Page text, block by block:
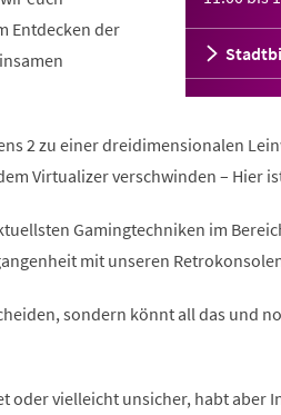
Entdecken der
2 zu einer dreidimensionalen
Virtualizer verschwinden – Hier
Gamingtechniken im
mit unseren
sondern könnt all das und
oder vielleicht unsicher, habt aber